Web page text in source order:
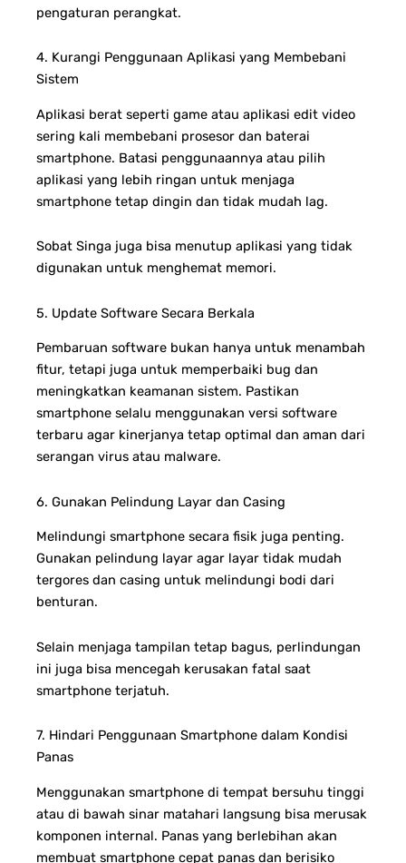
pengaturan perangkat.
4. Kurangi Penggunaan Aplikasi yang Membebani
Sistem
Aplikasi berat seperti game atau aplikasi edit video
sering kali membebani prosesor dan baterai
smartphone. Batasi penggunaannya atau pilih
aplikasi yang lebih ringan untuk menjaga
smartphone tetap dingin dan tidak mudah lag.
Sobat Singa juga bisa menutup aplikasi yang tidak
digunakan untuk menghemat memori.
5. Update Software Secara Berkala
Pembaruan software bukan hanya untuk menambah
fitur, tetapi juga untuk memperbaiki bug dan
meningkatkan keamanan sistem. Pastikan
smartphone selalu menggunakan versi software
terbaru agar kinerjanya tetap optimal dan aman dari
serangan virus atau malware.
6. Gunakan Pelindung Layar dan Casing
Melindungi smartphone secara fisik juga penting.
Gunakan pelindung layar agar layar tidak mudah
tergores dan casing untuk melindungi bodi dari
benturan.
Selain menjaga tampilan tetap bagus, perlindungan
ini juga bisa mencegah kerusakan fatal saat
smartphone terjatuh.
7. Hindari Penggunaan Smartphone dalam Kondisi
Panas
Menggunakan smartphone di tempat bersuhu tinggi
atau di bawah sinar matahari langsung bisa merusak
komponen internal. Panas yang berlebihan akan
membuat smartphone cepat panas dan berisiko